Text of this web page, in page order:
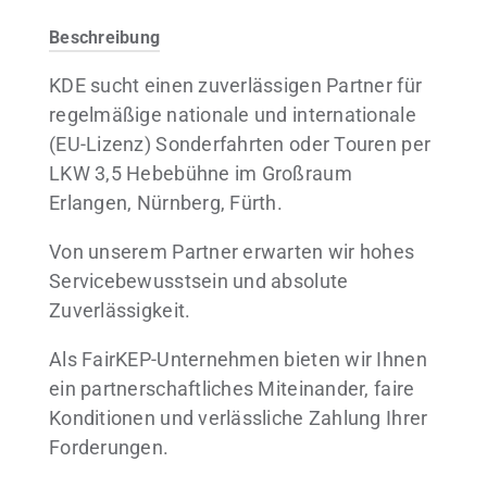
Beschreibung
KDE sucht einen zuverlässigen Partner für
regelmäßige nationale und internationale
(EU-Lizenz) Sonderfahrten oder Touren per
LKW 3,5 Hebebühne im Großraum
Erlangen, Nürnberg, Fürth.
Von unserem Partner erwarten wir hohes
Servicebewusstsein und absolute
Zuverlässigkeit.
Als FairKEP-Unternehmen bieten wir Ihnen
ein partnerschaftliches Miteinander, faire
Konditionen und verlässliche Zahlung Ihrer
Forderungen.